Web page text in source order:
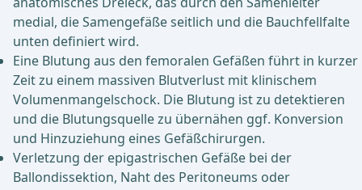
medial, die Samengefäße seitlich und die Bauchfellfalte
unten definiert wird.
Eine Blutung aus den femoralen Gefäßen führt in kurzer
Zeit zu einem massiven Blutverlust mit klinischem
Volumenmangelschock. Die Blutung ist zu detektieren
und die Blutungsquelle zu übernähen ggf. Konversion
und Hinzuziehung eines Gefäßchirurgen.
Verletzung der epigastrischen Gefäße bei der
Ballondissektion, Naht des Peritoneums oder